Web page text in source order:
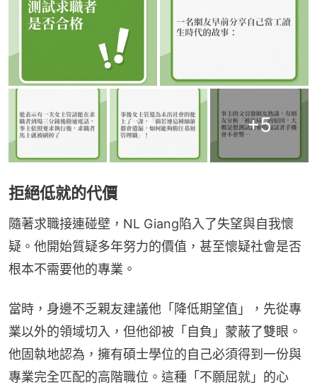
+5
拒絕低就的代價
隨著求職接連碰壁，NL Giang陷入了失望與自我懷
疑。他開始質疑多年努力的價值，甚至懷疑社會是否
根本不需要他的專業。
當時，身邊不乏親友建議他「降低期望值」，先從專
業以外的領域切入，但他卻被「自負」蒙蔽了雙眼。
他固執地認為，擁有碩士學位的自己必須得到一份與
專業完全匹配的高階職位。這種「不願屈就」的心